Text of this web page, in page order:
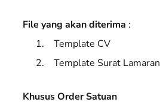
File yang akan diterima :
Template CV
Template Surat Lamaran
Khusus Order Satuan